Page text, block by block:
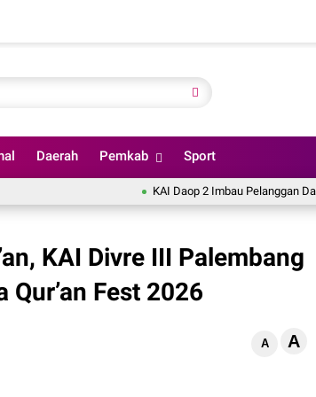
Daerah Pemkab Sport
KAI Daop 2 Imbau Pelanggan Datang
KAI Divre III Palembang
Fest 2026
A A